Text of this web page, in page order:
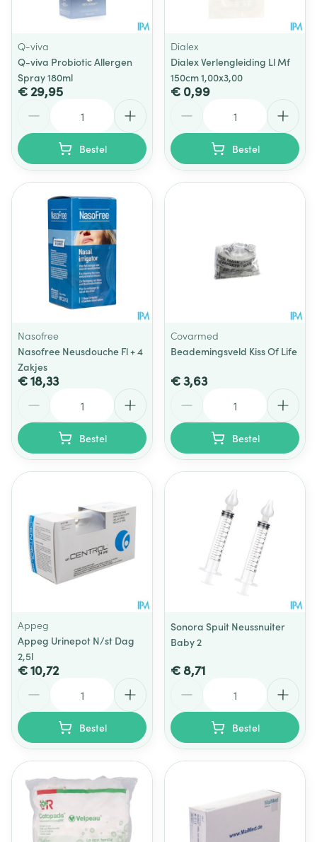
Q-viva
Q-viva Probiotic Allergen
Spray 180ml
€ 29,95
Bestel
Dialex
Dialex Verlengleiding Ll Mf
150cm 1,00x3,00
€ 0,99
Bestel
Nasofree
Nasofree Neusdouche Fl + 4
Zakjes
€ 18,33
Bestel
Covarmed
Beademingsveld Kiss Of Life
€ 3,63
Bestel
Appeg
Appeg Urinepot N/st Dag
2,5l
€ 10,72
Bestel
Sonora Spuit Neussnuiter
Baby 2
€ 8,71
Bestel